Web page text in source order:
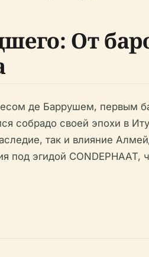
От
де Баррушем,
собрадо своей эпохи в
так и влияние
под эгидой CONDEPHAAT,